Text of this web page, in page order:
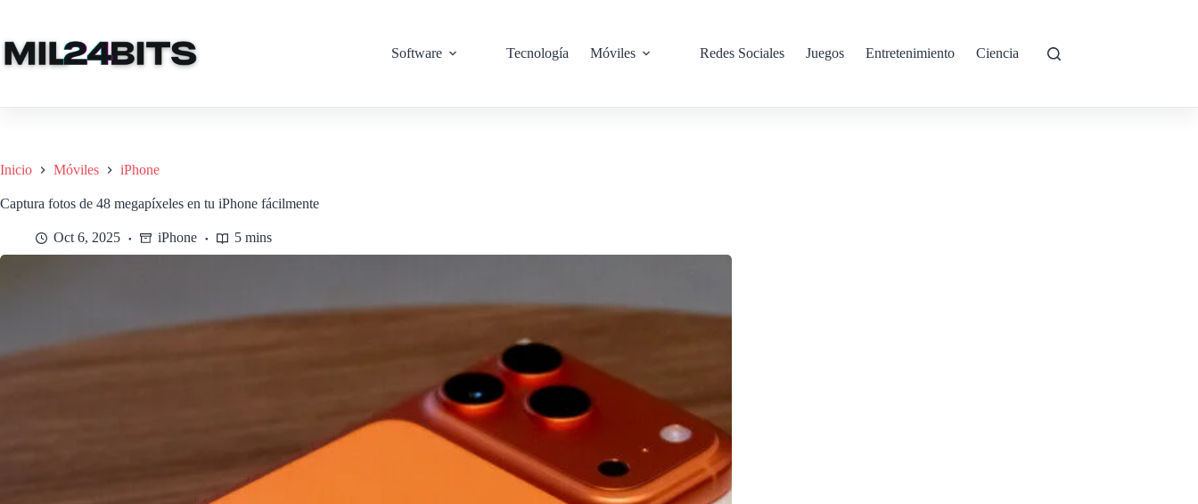
contenido
Software
Tecnología Móviles Redes Sociales Juegos Entretenimiento Ciencia
Inicio Móviles iPhone
Captura fotos de 48 megapíxeles en tu iPhone fácilmente
Oct 6, 2025 iPhone 5 mins